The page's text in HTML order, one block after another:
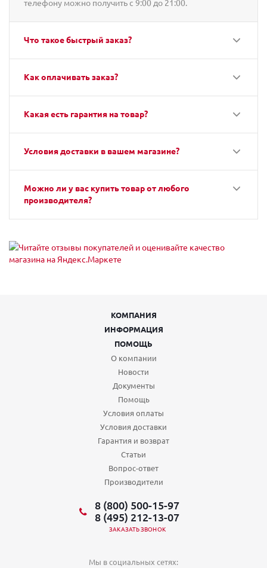
телефону можно получить с 9:00 до 21:00.
Что такое быстрый заказ?
Как оплачивать заказ?
Какая есть гарантия на товар?
Условия доставки в вашем магазине?
Можно ли у вас купить товар от любого
производителя?
КОМПАНИЯ
ИНФОРМАЦИЯ
ПОМОЩЬ
О компании
Новости
Документы
Помощь
Условия оплаты
Условия доставки
Гарантия и возврат
Статьи
Вопрос-ответ
Производители
8 (800) 500-15-97
8 (495) 212-13-07
ЗАКАЗАТЬ ЗВОНОК
Мы в социальных сетях: